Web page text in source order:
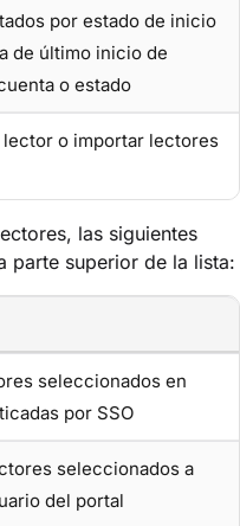
por estado de inicio
de último inicio de
o estado
lector o importar lectores
las siguientes
parte superior de la lista:
seleccionados en
por SSO
seleccionados a
del portal